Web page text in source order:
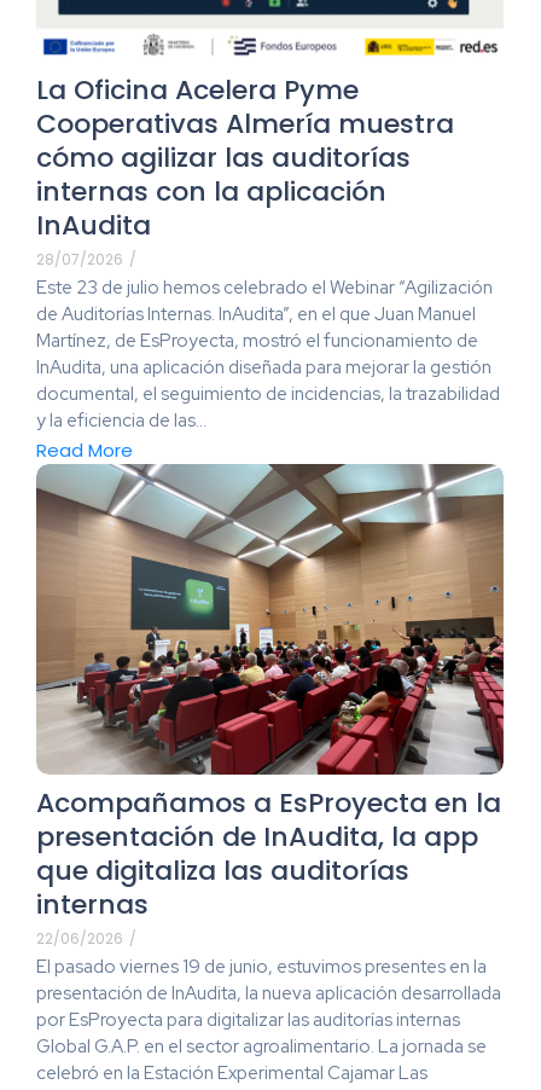
La Oficina Acelera Pyme
Cooperativas Almería muestra
cómo agilizar las auditorías
internas con la aplicación
InAudita
28/07/2026 /
Este 23 de julio hemos celebrado el Webinar “Agilización
de Auditorías Internas. InAudita”, en el que Juan Manuel
Martínez, de EsProyecta, mostró el funcionamiento de
InAudita, una aplicación diseñada para mejorar la gestión
documental, el seguimiento de incidencias, la trazabilidad
y la eficiencia de las...
Read More
Acompañamos a EsProyecta en la
presentación de InAudita, la app
que digitaliza las auditorías
internas
22/06/2026 /
El pasado viernes 19 de junio, estuvimos presentes en la
presentación de InAudita, la nueva aplicación desarrollada
por EsProyecta para digitalizar las auditorías internas
Global G.A.P. en el sector agroalimentario. La jornada se
celebró en la Estación Experimental Cajamar Las